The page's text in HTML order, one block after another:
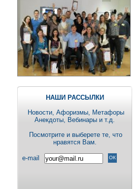
НАШИ РАССЫЛКИ
Новости, Aфоризмы, Метафоры
Анекдоты, Вебинары и т.д.
Посмотрите и выберете те, что
нравятся Вам.
e-mail